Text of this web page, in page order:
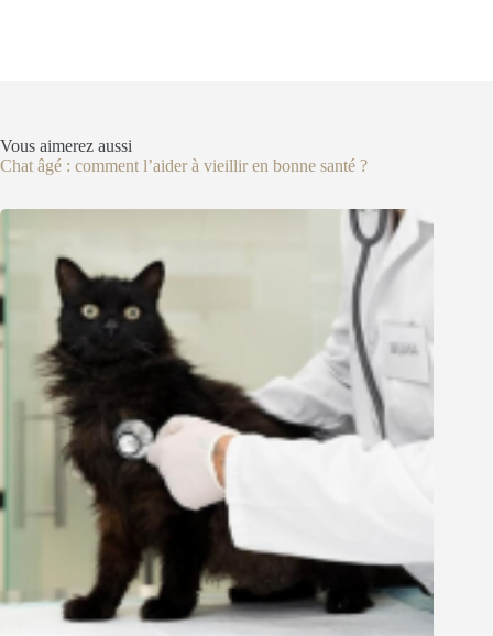
Vous aimerez aussi
Chat âgé : comment l’aider à vieillir en bonne santé ?